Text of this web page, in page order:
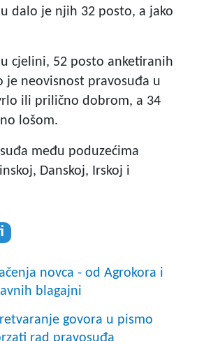
dalo je njih 32 posto, a jako
cjelini, 52 posto anketiranih
je neovisnost pravosuđa u
ili prilično dobrom, a 34
lošom.
među poduzećima
Danskoj, Irskoj i
novca - od Agrokora i
blagajni
govora u pismo
rad pravosuđa